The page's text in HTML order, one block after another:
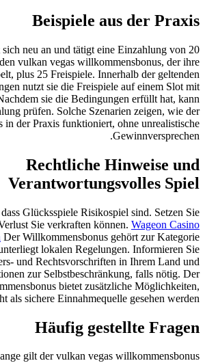
Beispiele aus der Praxis
neu an und tätigt eine Einzahlung von 20
vulkan vegas willkommensbonus, der ihre
plus 25 Freispiele. Innerhalb der geltenden
nutzt sie die Freispiele auf einem Slot mit
sie die Bedingungen erfüllt hat, kann
prüfen. Solche Szenarien zeigen, wie der
in der Praxis funktioniert, ohne unrealistische
Gewinnversprechen.
Rechtliche Hinweise und
Verantwortungsvolles Spiel
Glücksspiele Risikospiel sind. Setzen Sie
Sie verkraften können. Wageon Casino
Der Willkommensbonus gehört zur Kategorie
lokalen Regelungen. Informieren Sie
und Rechtsvorschriften in Ihrem Land und
zur Selbstbeschränkung, falls nötig. Der
bietet zusätzliche Möglichkeiten,
als sichere Einnahmequelle gesehen werden.
Häufig gestellte Fragen
gilt der vulkan vegas willkommensbonus?